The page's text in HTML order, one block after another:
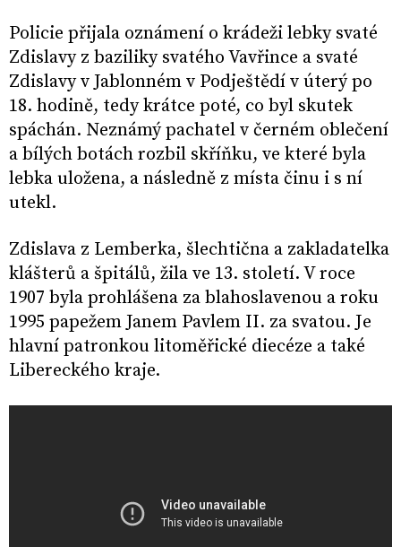
Policie přijala oznámení o krádeži lebky svaté
Zdislavy z baziliky svatého Vavřince a svaté
Zdislavy v Jablonném v Podještědí v úterý po
18. hodině, tedy krátce poté, co byl skutek
spáchán. Neznámý pachatel v černém oblečení
a bílých botách rozbil skříňku, ve které byla
lebka uložena, a následně z místa činu i s ní
utekl.
Zdislava z Lemberka, šlechtična a zakladatelka
klášterů a špitálů, žila ve 13. století. V roce
1907 byla prohlášena za blahoslavenou a roku
1995 papežem Janem Pavlem II. za svatou. Je
hlavní patronkou litoměřické diecéze a také
Libereckého kraje.